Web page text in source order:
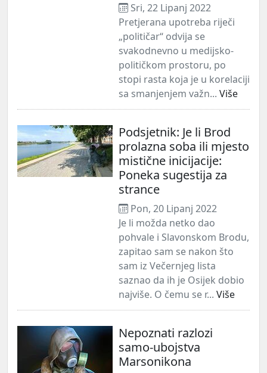
Sri, 22 Lipanj 2022
Pretjerana upotreba riječi
„političar“ odvija se
svakodnevno u medijsko-
političkom prostoru, po
stopi rasta koja je u korelaciji
sa smanjenjem važn... Više
Podsjetnik: Je li Brod
prolazna soba ili mjesto
mistične inicijacije:
Poneka sugestija za
strance
Pon, 20 Lipanj 2022
Je li možda netko dao
pohvale i Slavonskom Brodu,
zapitao sam se nakon što
sam iz Večernjeg lista
saznao da ih je Osijek dobio
najviše. O čemu se r... Više
Nepoznati razlozi
samo-ubojstva
Marsonikona